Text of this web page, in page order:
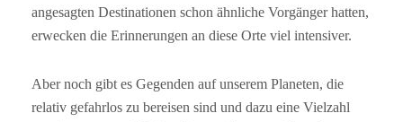
angesagten Destinationen schon ähnliche Vorgänger hatten,
erwecken die Erinnerungen an diese Orte viel intensiver.
Aber noch gibt es Gegenden auf unserem Planeten, die
relativ gefahrlos zu bereisen sind und dazu eine Vielzahl